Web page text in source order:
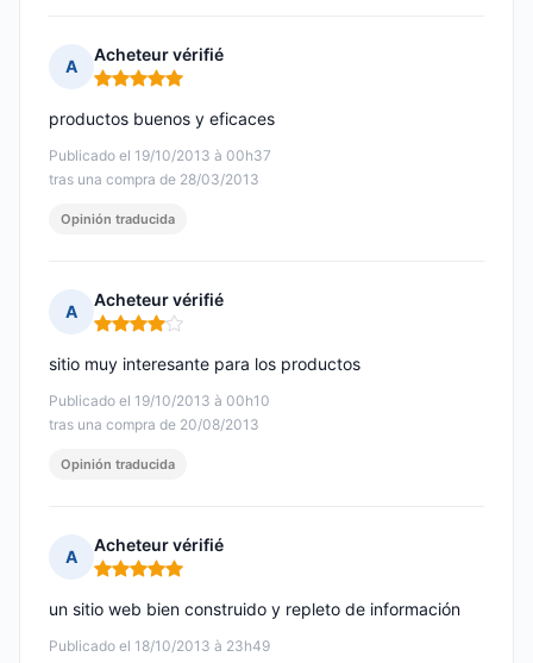
A
Acheteur vérifié
Nota: 5 de 5
Publicado el 19/10/2013 à 00h37
tras una compra de 28/03/2013
productos buenos y eficaces
Opinión traducida
A
Acheteur vérifié
Nota: 4 de 5
Publicado el 19/10/2013 à 00h10
tras una compra de 20/08/2013
sitio muy interesante para los productos
Opinión traducida
A
Acheteur vérifié
Nota: 5 de 5
Publicado el 18/10/2013 à 23h49
un sitio web bien construido y repleto de información